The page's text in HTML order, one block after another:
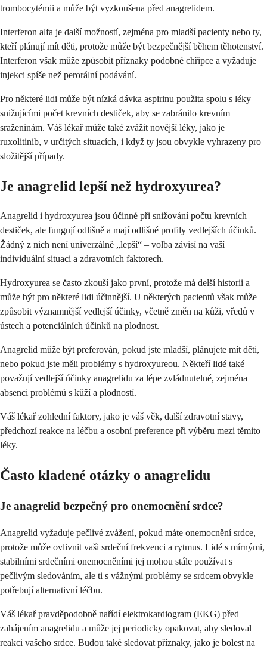
trombocytémii a může být vyzkoušena před anagrelidem.
Interferon alfa je další možností, zejména pro mladší pacienty nebo ty,
kteří plánují mít děti, protože může být bezpečnější během těhotenství.
Interferon však může způsobit příznaky podobné chřipce a vyžaduje
injekci spíše než perorální podávání.
Pro některé lidi může být nízká dávka aspirinu použita spolu s léky
snižujícími počet krevních destiček, aby se zabránilo krevním
sraženinám. Váš lékař může také zvážit novější léky, jako je
ruxolitinib, v určitých situacích, i když ty jsou obvykle vyhrazeny pro
složitější případy.
Je anagrelid lepší než hydroxyurea?
Anagrelid i hydroxyurea jsou účinné při snižování počtu krevních
destiček, ale fungují odlišně a mají odlišné profily vedlejších účinků.
Žádný z nich není univerzálně „lepší“ – volba závisí na vaší
individuální situaci a zdravotních faktorech.
Hydroxyurea se často zkouší jako první, protože má delší historii a
může být pro některé lidi účinnější. U některých pacientů však může
způsobit významnější vedlejší účinky, včetně změn na kůži, vředů v
ústech a potenciálních účinků na plodnost.
Anagrelid může být preferován, pokud jste mladší, plánujete mít děti,
nebo pokud jste měli problémy s hydroxyureou. Někteří lidé také
považují vedlejší účinky anagrelidu za lépe zvládnutelné, zejména
absenci problémů s kůží a plodností.
Váš lékař zohlední faktory, jako je váš věk, další zdravotní stavy,
předchozí reakce na léčbu a osobní preference při výběru mezi těmito
léky.
Často kladené otázky o anagrelidu
Je anagrelid bezpečný pro onemocnění srdce?
Anagrelid vyžaduje pečlivé zvážení, pokud máte onemocnění srdce,
protože může ovlivnit vaši srdeční frekvenci a rytmus. Lidé s mírnými,
stabilními srdečními onemocněními jej mohou stále používat s
pečlivým sledováním, ale ti s vážnými problémy se srdcem obvykle
potřebují alternativní léčbu.
Váš lékař pravděpodobně nařídí elektrokardiogram (EKG) před
zahájením anagrelidu a může jej periodicky opakovat, aby sledoval
reakci vašeho srdce. Budou také sledovat příznaky, jako je bolest na